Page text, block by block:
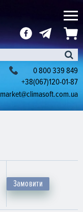
0 800 339 849
+38(067)120-01-87
market@climasoft.com.ua
Замовити